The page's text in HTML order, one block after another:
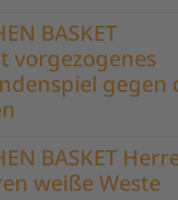
BASKET
vorgezogenes
gegen
BASKET
weiße Weste